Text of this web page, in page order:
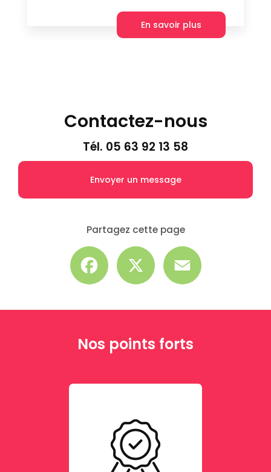
En savoir plus
Contactez-nous
Tél. 05 63 92 13 58
Envoyer un message
Partagez cette page
Facebook
Nos points forts